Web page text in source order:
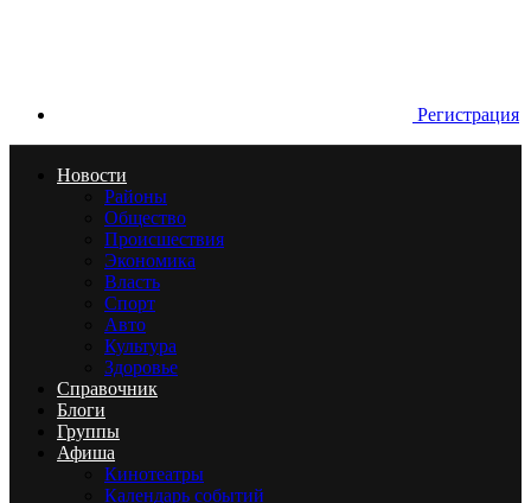
Регистрация
Новости
Районы
Общество
Происшествия
Экономика
Власть
Спорт
Авто
Культура
Здоровье
Справочник
Блоги
Группы
Афиша
Кинотеатры
Календарь событий